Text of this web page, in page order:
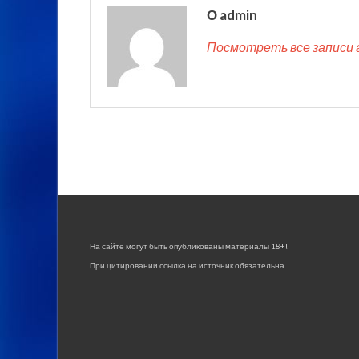
О admin
Посмотреть все записи
На сайте могут быть опубликованы материалы 18+!
При цитировании ссылка на источник обязательна.